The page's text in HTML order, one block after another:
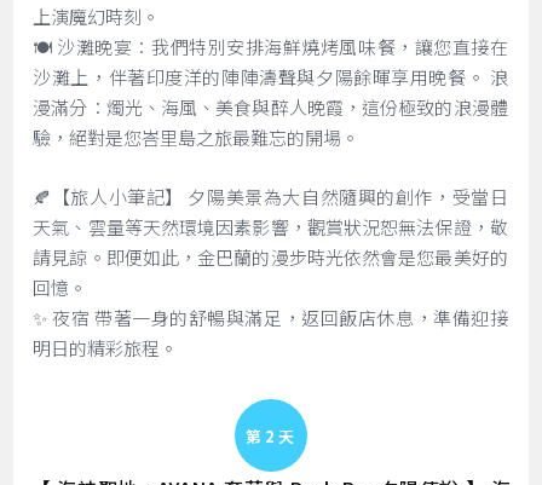
上演魔幻時刻。
🍽️ 沙灘晚宴：我們特別安排海鮮燒烤風味餐，讓您直接在
沙灘上，伴著印度洋的陣陣濤聲與夕陽餘暉享用晚餐。 浪
漫滿分：燭光、海風、美食與醉人晚霞，這份極致的浪漫體
驗，絕對是您峇里島之旅最難忘的開場。
🍂【旅人小筆記】 夕陽美景為大自然隨興的創作，受當日
天氣、雲量等天然環境因素影響，觀賞狀況恕無法保證，敬
請見諒。即便如此，金巴蘭的漫步時光依然會是您最美好的
回憶。
✨ 夜宿 帶著一身的舒暢與滿足，返回飯店休息，準備迎接
明日的精彩旅程。
Day 2